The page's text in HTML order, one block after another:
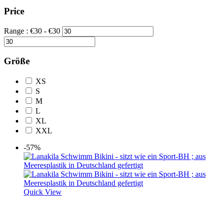
Price
Range : €30 - €30
Größe
XS
S
M
L
XL
XXL
-57%
Quick View